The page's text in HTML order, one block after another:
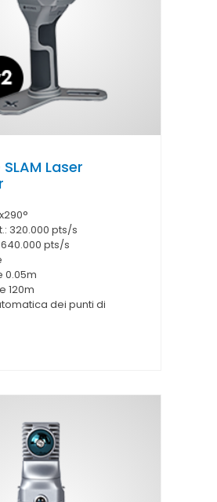
SLAM Laser
320.000 pts/s
640.000 pts/s
0.05m
120m
dei punti di